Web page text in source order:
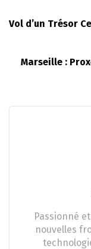
Vol d’un Trésor
Marseille :
Passionné
nouvelles